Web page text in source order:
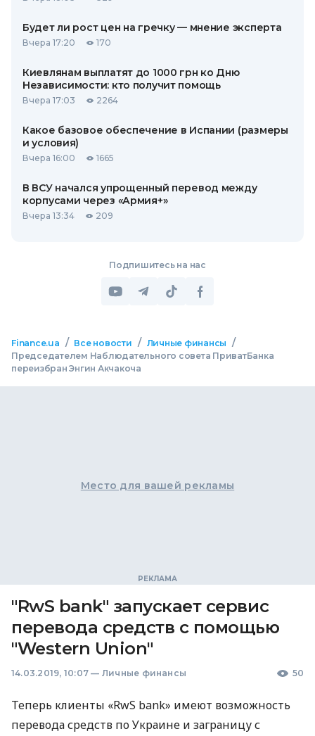
Будет ли рост цен на гречку — мнение эксперта
Вчера 17:20 170
Киевлянам выплатят до 1000 грн ко Дню
Независимости: кто получит помощь
Вчера 17:03 2264
Какое базовое обеспечение в Испании (размеры
и условия)
Вчера 16:00 1665
В ВСУ начался упрощенный перевод между
корпусами через «Армия+»
Вчера 13:34 209
Подпишитесь на нас
Finance.ua / Все новости / Личные финансы /
Председателем Наблюдательного совета ПриватБанка
переизбран Энгин Акчакоча
Место для вашей рекламы
"RwS bank" запускает сервис
перевода средств с помощью
"Western Union"
14.03.2019, 10:07 — Личные финансы 50
Теперь клиенты «RwS bank» имеют возможность
перевода средств по Украине и заграницу с